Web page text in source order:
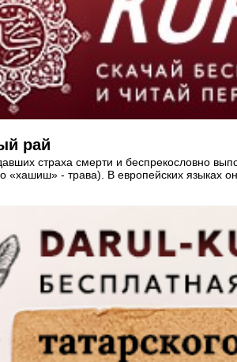
рай
страха смерти и беспрекословно
«хашиш» - трава). В европейских языках